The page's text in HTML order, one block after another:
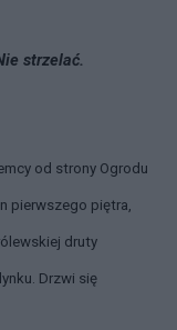
strzelać.
od strony Ogrodu
pierwszego piętra,
druty
Drzwi się